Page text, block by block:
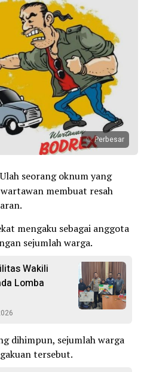
Perbesar
seorang oknum yang
membuat resah
mengaku sebagai anggota
sejumlah warga.
Wakili
Lomba
dihimpun, sejumlah warga
tersebut.